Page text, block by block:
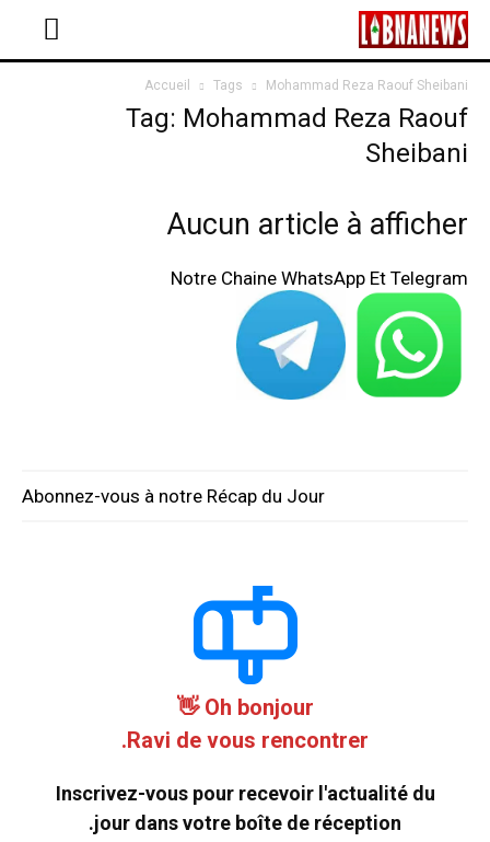
Accueil Tags Mohammad Reza Raouf Sheibani
Tag: Mohammad Reza Raouf
Sheibani
Aucun article à afficher
Notre Chaine WhatsApp Et Telegram
Abonnez-vous à notre Récap du Jour
Oh bonjour 👋
Ravi de vous rencontrer.
Inscrivez-vous pour recevoir l'actualité du
jour dans votre boîte de réception.